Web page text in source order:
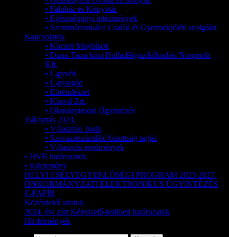
• Faluház és Könyvtár
• Egészségügyi intézmények
• Szentmártonkátai Család és Gyermekjóléti szolgálat
Kapcsolatok
• Körzeti Megbízott
• Duna-Tisza közi Hulladékgazdálkodási Nonprofit
Kft.
• Ügyvéd
• Ügysegéd
• Ebrendészet
• Közvil Zrt.
• Okmányirodai Ügyintézés
Választás 2024.
• Választási Iroda
• Szavazatszámláló bizottság tagjai
• Választási eredmények
• HVB határozatok
• Közlemény
HELYI ESÉLYEGYENLŐSÉGI PROGRAM 2023-2027.
ÖNKORMÁNYZATI ELEKTRONIKUS ÜGYINTÉZÉS
E-PAPÍR
Közérdekű adatok
2024. évi zárt Képviselő-testületi határozatok
Hirdetmények